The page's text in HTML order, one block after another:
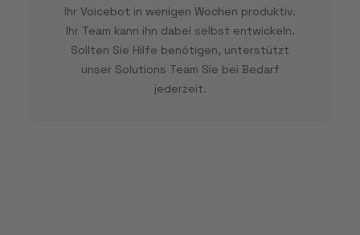
Ihr Voicebot in wenigen Wochen produktiv.
Ihr Team kann ihn dabei selbst entwickeln.
Sollten Sie Hilfe benötigen, unterstützt
unser Solutions Team Sie bei Bedarf
jederzeit.